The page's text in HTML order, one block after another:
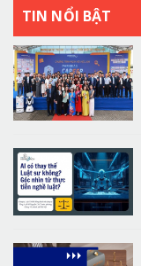
TIN NỔI BẬT